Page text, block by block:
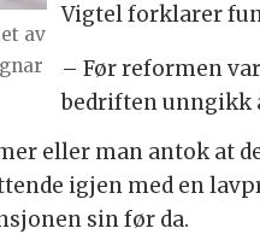
av
Vigtel forklarer
– Før reformen
bedriften unngikk
eller man antok at
igjen med en
sin før da.